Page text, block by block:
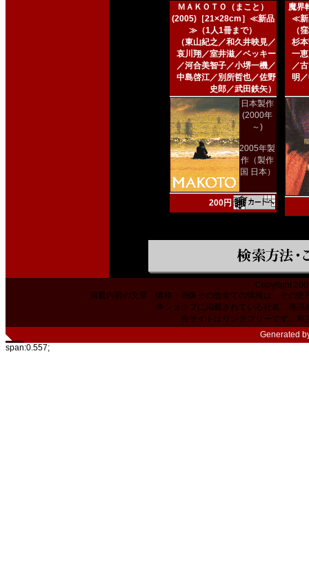
ＭＡＫＯＴＯ（まこと）
(2005)［21×28cm］≪新品
≫（1人1冊まで）
（東山紀之／和久井映見／
哀川翔／室井滋／ベッキー
／河合美智子／小堺一機／
中島啓江／別所哲也／佐野
史郎／武田鉄矢）
日本製作
(2000年
～)
2005年製
作（製作
国 日本）
200円
魔界
≪新
（
杉
一
／
明
Copyright
掲載内容の文章・価格・画像その他全ての情報は、その
本ショップに掲載されている社名、商
当サイトはリンクフリーです。相
Generated
span:0.557;